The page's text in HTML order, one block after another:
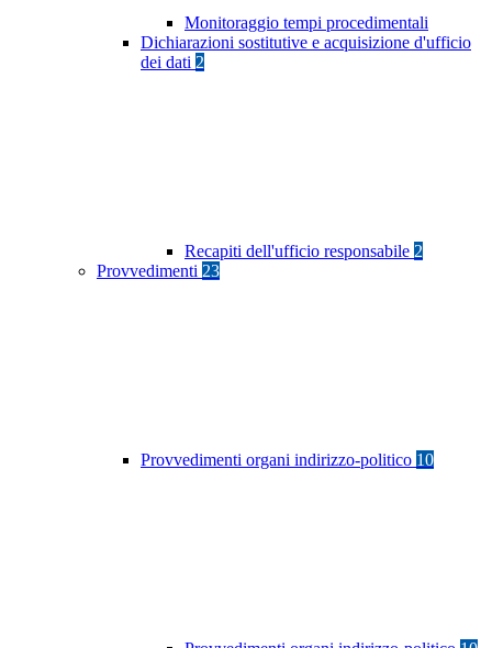
Monitoraggio tempi procedimentali
Dichiarazioni sostitutive e acquisizione d'ufficio
dei dati 2
Recapiti dell'ufficio responsabile 2
Provvedimenti 23
Provvedimenti organi indirizzo-politico 10